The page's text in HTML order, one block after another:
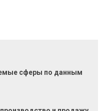
сферы по данным